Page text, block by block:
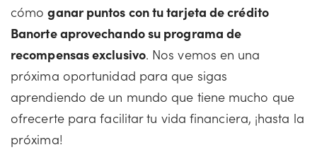
cómoganar puntos con tu tarjeta de crédito
Banorte aprovechando su programa de
recompensas exclusivo. Nos vemos en una
próxima oportunidad para que sigas
aprendiendo de un mundo que tiene mucho que
ofrecerte para facilitar tu vida financiera, ¡hasta la
próxima!